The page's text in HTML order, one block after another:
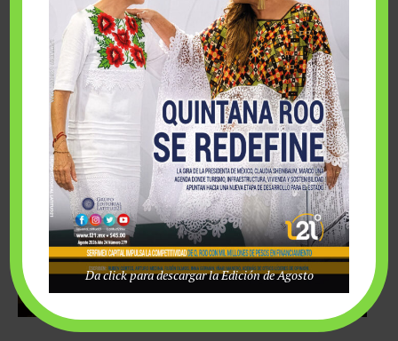
Fairmont Mayakoba y Make-A-Wish México unieron
esfuerzos para hacer realidad el deseo de una …
Da click para descargar la Edición de Agosto